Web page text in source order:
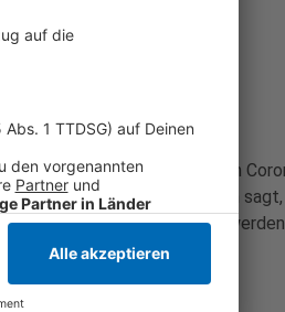
werden angeboten
gegen Grippe, als auch gegen
die ständige Impfkommission
Fall nicht eingehalten
Arm erfolgen.